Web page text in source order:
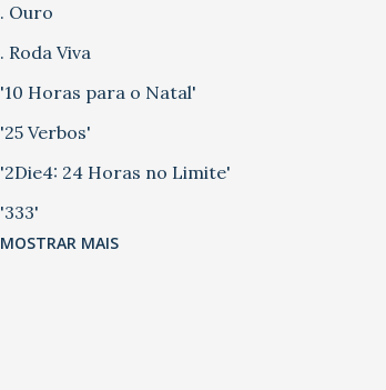
. Ouro
. Roda Viva
'10 Horas para o Natal'
'25 Verbos'
'2Die4: 24 Horas no Limite'
'333'
'5 Casas' 'Chão de Fábrica'
MOSTRAR MAIS